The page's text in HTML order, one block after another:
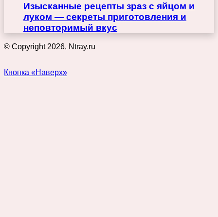
Изысканные рецепты зраз с яйцом и
луком — секреты приготовления и
неповторимый вкус
© Copyright 2026, Ntray.ru
Кнопка «Наверх»